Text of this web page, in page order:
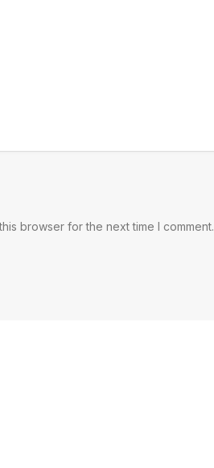
browser for the next time I comment.